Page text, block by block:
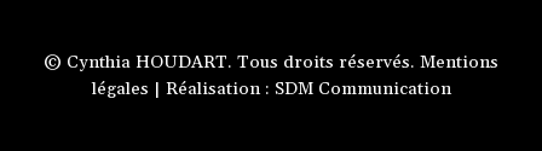
© Cynthia HOUDART. Tous droits réservés. Mentions
légales | Réalisation : SDM Communication